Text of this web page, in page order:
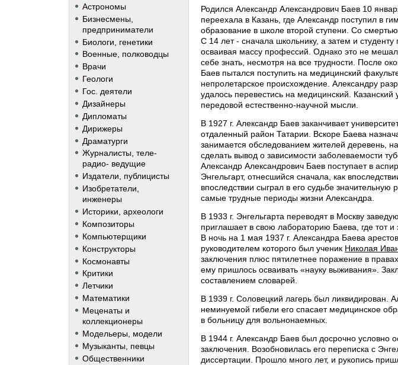
Астрономы
Бизнесмены,
предприниматели
Биологи, генетики
Военные, полководцы
Врачи
Геологи
Гос. деятели
Дизайнеры
Дипломаты
Дирижеры
Драматурги
Журналисты, теле-
радио- ведущие
Издатели, публицисты
Изобретатели,
инженеры
Историки, археологи
Композиторы
Компьютерщики
Конструкторы
Космонавты
Критики
Летчики
Математики
Меценаты и
коллекционеры
Модельеры, модели
Музыканты, певцы
Общественники
Родился Александр Александрович Баев 10
переехала в Казань, где Александр поступил в
образование в школе второй ступени. Со
С 14 лет - сначала школьнику, а затем и
осваивая массу профессий. Однако это не
себе знать, несмотря на все трудности. После
Баев пытался поступить на медицинский
непролетарское происхождение. Александру
удалось перевестись на медицинский.
передовой естественно-научной мысли.
В 1927 г. Александр Баев заканчивает
отдаленный район Татарии. Вскоре Баева
занимается обследованием жителей деревень,
сделать вывод о зависимости заболеваемости
Александр Александрович Баев поступает в
Энгельгарт, отнесшийся сначала, как
впоследствии сыграл в его судьбе
самые трудные периоды жизни Александра.
В 1933 г. Энгельгарта переводят в Москву
приглашает в свою лабораторию Баева, где тот
В ночь на 1 мая 1937 г. Александра Баева
руководителем которого был ученик Николая
заключения плюс пятилетнее поражение в
ему пришлось осваивать «науку выживания».
составлением словарей.
В 1939 г. Соловецкий лагерь был ликвидирован.
неминуемой гибели его спасает медицинское
в больницу для вольнонаемных.
В 1944 г. Александр Баев был досрочно условно
заключения. Возобновилась его переписка с
диссертации. Прошло много лет, и рукопись